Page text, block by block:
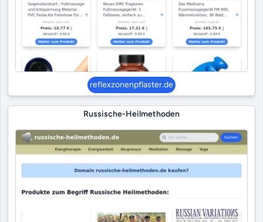
reflexzonenpflaster.de
Russische-Heilmethoden